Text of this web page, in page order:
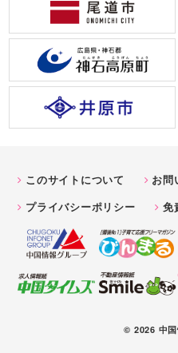
このサイトについて
お問
プライバシーポリシー
免
© 2026 中